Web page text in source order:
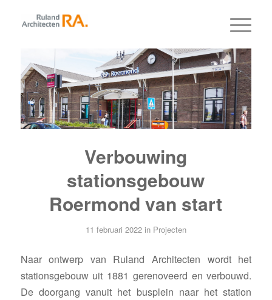
Verbouwing
stationsgebouw
Roermond van start
11 februari 2022 in Projecten
Naar ontwerp van Ruland Architecten wordt het
stationsgebouw uit 1881 gerenoveerd en verbouwd.
De doorgang vanuit het busplein naar het station